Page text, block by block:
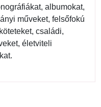
albumokat,
műveket, felsőfokú
családi,
életviteli